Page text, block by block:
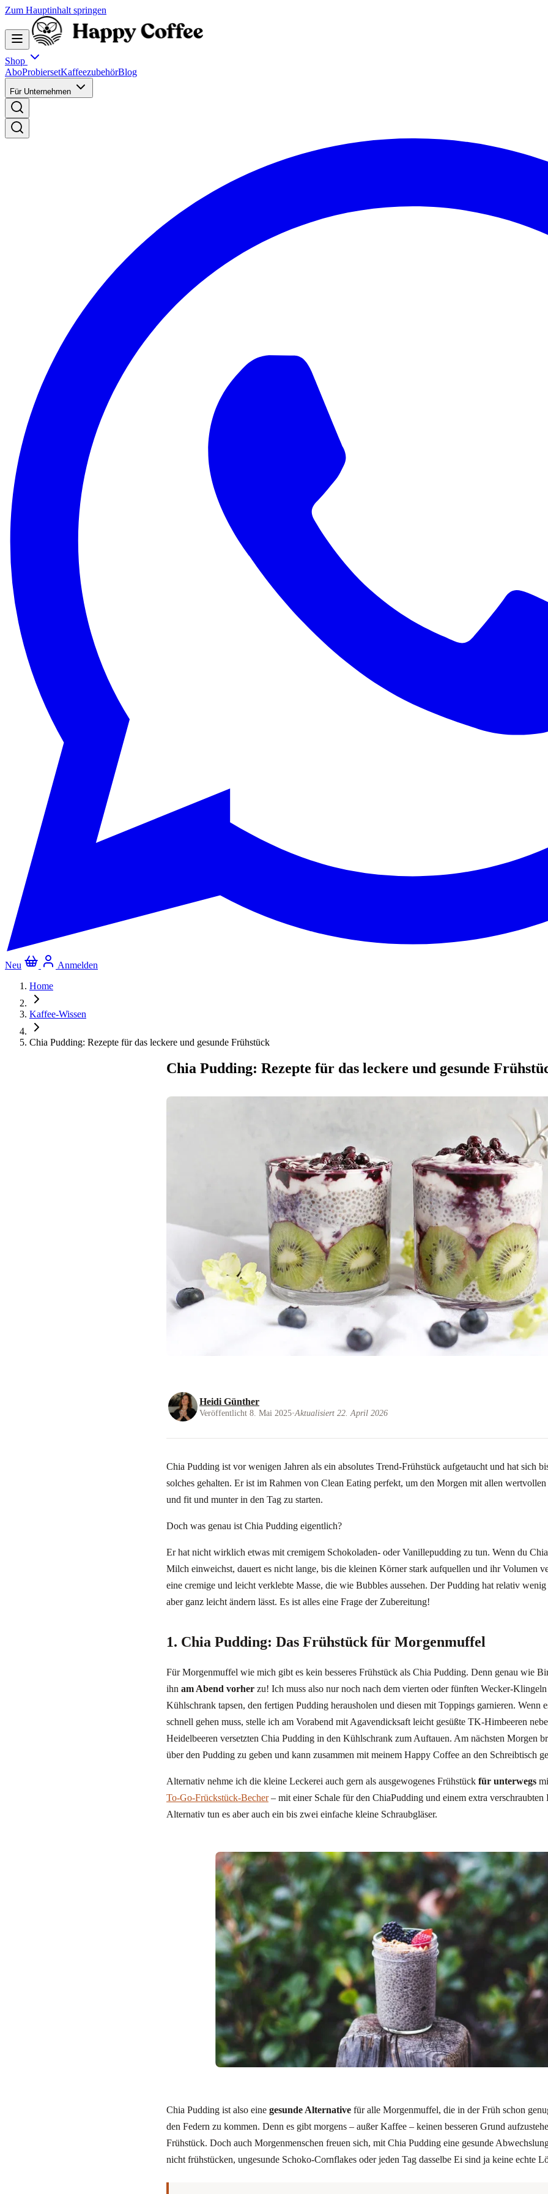
Zum Hauptinhalt springen
Shop
AboProbiersetKaffeezubehörBlog
Für Unternehmen
Neu
Anmelden
Home
Kaffee-Wissen
Chia Pudding: Rezepte für das leckere und gesunde Frühstück
Chia Pudding: Rezepte für das leckere und gesunde
Heidi Günther
Veröffentlicht 8. Mai 2025•Aktualisiert 22. April 2026
Chia Pudding ist vor wenigen Jahren als ein absolutes Trend-Frühstück aufgetaucht und hat sich
solches gehalten. Er ist im Rahmen von Clean Eating perfekt, um den Morgen mit allen
und fit und munter in den Tag zu starten.
Doch was genau ist Chia Pudding eigentlich?
Er hat nicht wirklich etwas mit cremigem Schokoladen- oder Vanillepudding zu tun. Wenn du
Milch einweichst, dauert es nicht lange, bis die kleinen Körner stark aufquellen und ihr Volumen
eine cremige und leicht verklebte Masse, die wie Bubbles aussehen. Der Pudding hat relativ
aber ganz leicht ändern lässt. Es ist alles eine Frage der Zubereitung!
1. Chia Pudding: Das Frühstück für Morgenmuffel
Für Morgenmuffel wie mich gibt es kein besseres Frühstück als Chia Pudding. Denn genau wie
ihn am Abend vorher zu! Ich muss also nur noch nach dem vierten oder fünften Wecker-Klingeln
Kühlschrank tapsen, den fertigen Pudding herausholen und diesen mit Toppings garnieren. Wenn
schnell gehen muss, stelle ich am Vorabend mit Agavendicksaft leicht gesüßte TK-Himbeeren
Heidelbeeren versetzten Chia Pudding in den Kühlschrank zum Auftauen. Am nächsten Morgen
über den Pudding zu geben und kann zusammen mit meinem Happy Coffee an den Schreibtisch
Alternativ nehme ich die kleine Leckerei auch gern als ausgewogenes Frühstück für unterwegs
To-Go-Frückstück-Becher– mit einer Schale für den ChiaPudding und einem extra
Alternativ tun es aber auch ein bis zwei einfache kleine Schraubgläser.
Chia Pudding ist also eine gesunde Alternative für alle Morgenmuffel, die in der Früh schon
den Federn zu kommen. Denn es gibt morgens – außer Kaffee – keinen besseren Grund
Frühstück. Doch auch Morgenmenschen freuen sich, mit Chia Pudding eine gesunde
nicht frühstücken, ungesunde Schoko-Cornflakes oder jeden Tag dasselbe Ei sind ja keine echte